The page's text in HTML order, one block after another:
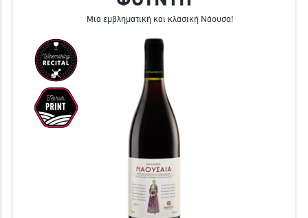
Μια εμβληματική και κλασική Νάουσα!